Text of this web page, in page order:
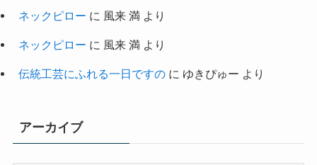
ネックピロー に 風来 満 より
ネックピロー に 風来 満 より
伝統工芸にふれる一日ですのに ゆきぴゅー より
アーカイブ